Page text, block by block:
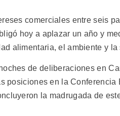
comerciales entre seis
hoy a aplazar un año y
alimentaria, el ambiente y la
de deliberaciones en
posiciones en la
la madrugada de